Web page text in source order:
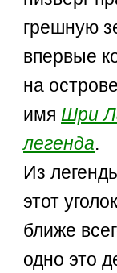
грешную
впервые
на
имя Шри
легенда.
Из
этот
ближе
одно это